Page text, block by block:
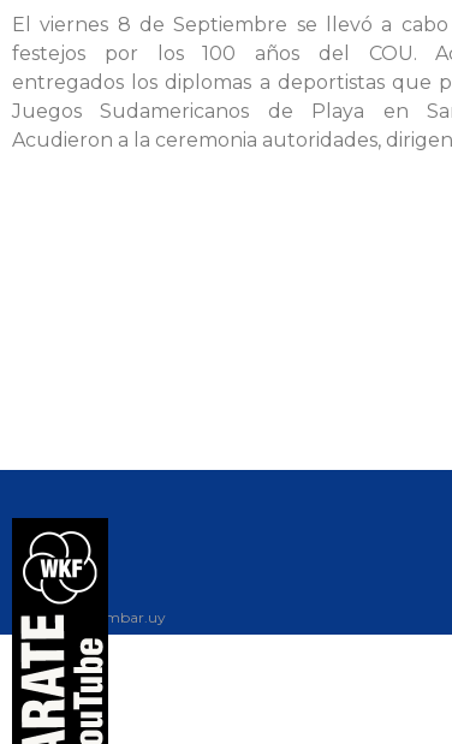
El viernes 8 de Septiembre se llevó a
festejos por los 100 años del COU.
entregados los diplomas a deportistas que
Juegos Sudamericanos de Playa en
Acudieron a la ceremonia autoridades,
diseño web: ambar.uy